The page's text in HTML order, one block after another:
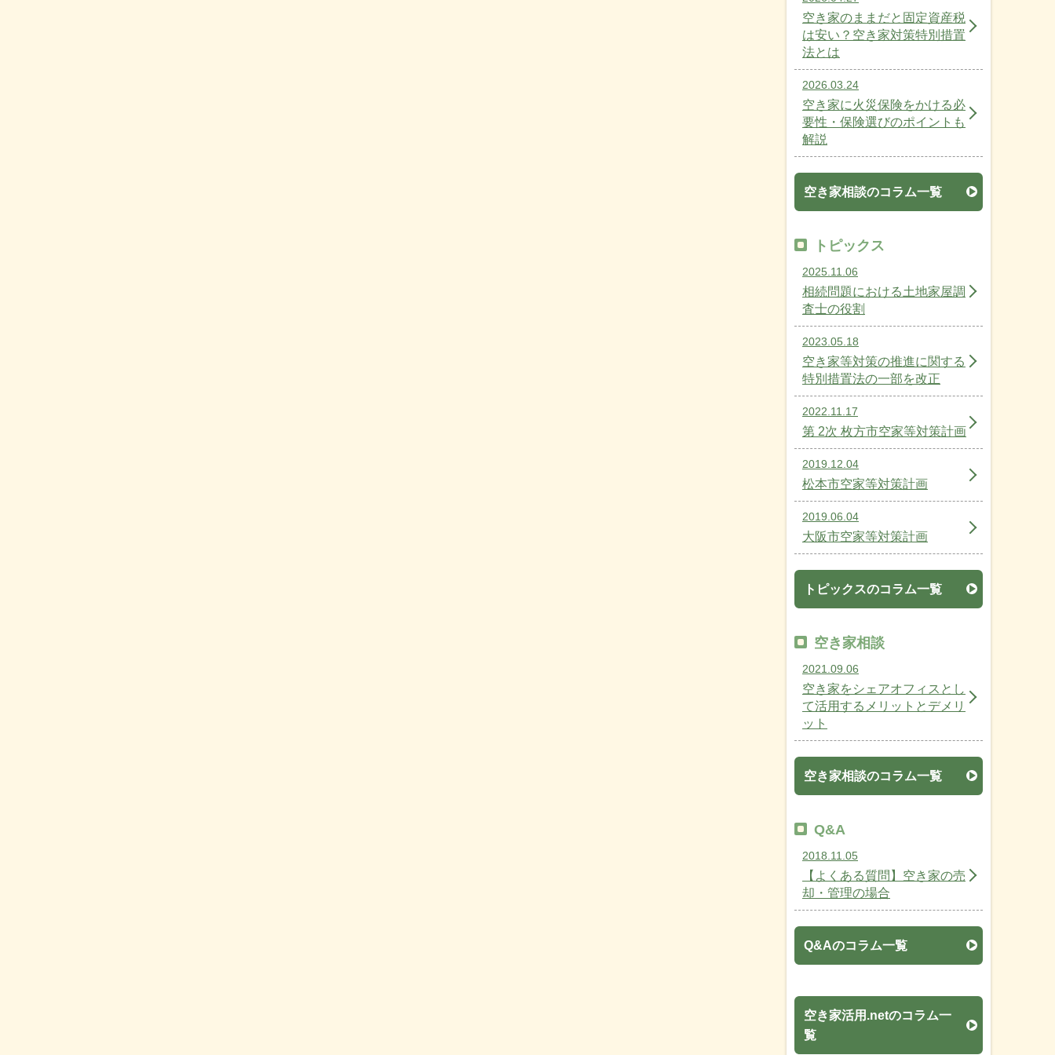
空き家のままだと固定資産税
は安い？空き家対策特別措置
法とは
2026.03.24
空き家に火災保険をかける必
要性・保険選びのポイントも
解説
空き家相談のコラム一覧
トピックス
2025.11.06
相続問題における土地家屋調
査士の役割
2023.05.18
空き家等対策の推進に関する
特別措置法の一部を改正
2022.11.17
第 2次 枚方市空家等対策計画
2019.12.04
松本市空家等対策計画
2019.06.04
大阪市空家等対策計画
トピックスのコラム一覧
空き家相談
2021.09.06
空き家をシェアオフィスとし
て活用するメリットとデメリ
ット
空き家相談のコラム一覧
Q&A
2018.11.05
【よくある質問】空き家の売
却・管理の場合
Q&Aのコラム一覧
空き家活用.netのコラム一
覧